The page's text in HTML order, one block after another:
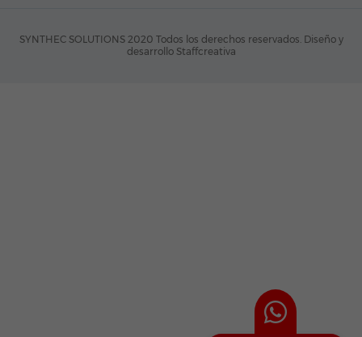
SYNTHEC SOLUTIONS 2020 Todos los derechos reservados. Diseño y
desarrollo Staffcreativa